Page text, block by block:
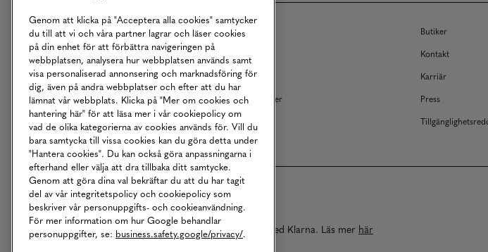
Om MQ Marqet Bli Medlem
Butiker
Kundservice
Kontakt
Returer
Köpvillkor
Karriär
Vårt Ansvar
Våra Tjänster
Press
Studentrabatt
B2B
Betalningar online sköts i samarbete med Klarna. Läs mer här
Genom att klicka på "Acceptera alla cookies" samtycker
du till att vi och våra partner lagrar och läser cookies
på din enhet för att förbättra navigeringen på
webbplatsen, analysera hur webbplatsen används samt
visa personaliserad annonsering och marknadsföring för
dig, även på andra webbplatser och efter att du har
lämnat vår webbplats. Klicka på "Mer om cookies och
hantering här" för att läsa mer i vår cookiepolicy om
vad de olika kategorierna av cookies används för. Vill du
bara samtycka till vissa cookies kan du göra detta under
"Hantera cookies". Du kan också göra anpassningarna i
efterhand eller välja att dra tillbaka ditt samtycke.
Genom att göra dina val bekräftar du att du har tagit
del av vår integritetspolicy och cookiepolicy som
beskriver vår personuppgifts- och cookieanvändning.
För mer information om hur Google behandlar
personuppgifter, se: business.safety.google/privacy/.